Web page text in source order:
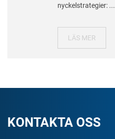
nyckelstrategier: ...
LÄS MER
KONTAKTA OSS